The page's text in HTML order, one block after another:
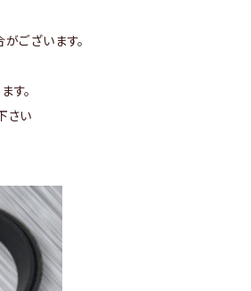
ございます。
す。
さい